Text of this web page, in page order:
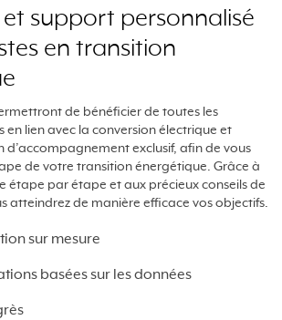
et support personnalisé
en transition
de bénéficier de toutes les
en lien avec la conversion électrique et
exclusif, afin de vous
de votre transition énergétique. Grâce à
étape par étape et aux précieux conseils de
atteindrez de manière efficace vos objectifs.
sur mesure
basées sur les données